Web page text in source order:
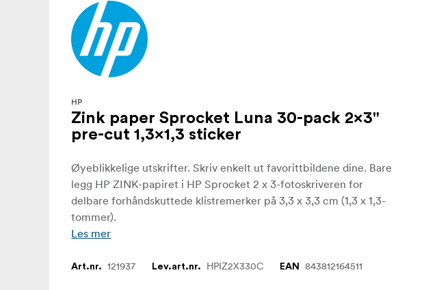
HP
Zink paper Sprocket Luna 30-pack 2x3"
pre-cut 1,3x1,3 sticker
Øyeblikkelige utskrifter. Skriv enkelt ut favorittbildene dine. Bare
legg HP ZINK-papiret i HP Sprocket 2 x 3-fotoskriveren for
delbare forhåndskuttede klistremerker på 3,3 x 3,3 cm (1,3 x 1,3-
tommer).
Les mer
Art.nr. 121937 Lev.art.nr. HPIZ2X330C EAN 843812164511